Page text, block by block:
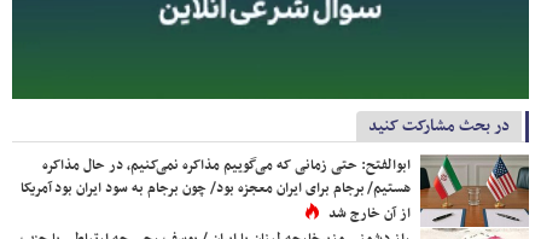
در بحث مشارکت کنید
ابوالفتح: حتی زمانی که می‌گوییم مذاکره نمی‌کنیم، در حال مذاکره
هستیم/ برجام برای ایران معجزه بود/ چون برجام به سود ایران بود آمریکا
از آن خارج شد